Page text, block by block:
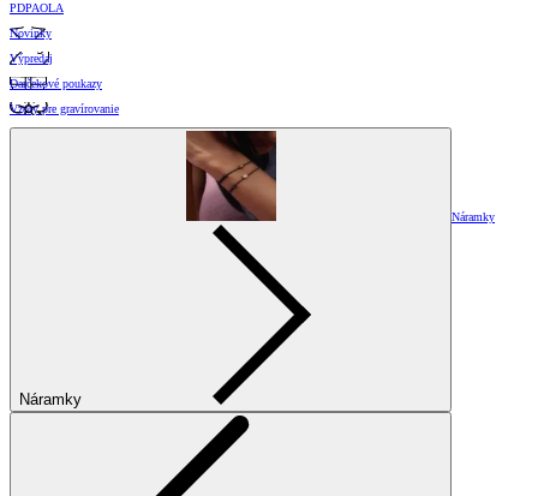
PDPAOLA
Novinky
Výpredaj
Darčekové poukazy
Vzory pre gravírovanie
Náramky
Náramky